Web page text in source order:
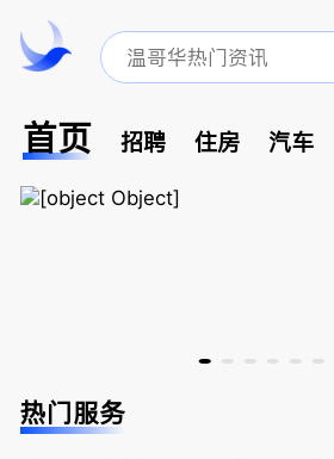
首页 招聘 住房 汽车
热门服务